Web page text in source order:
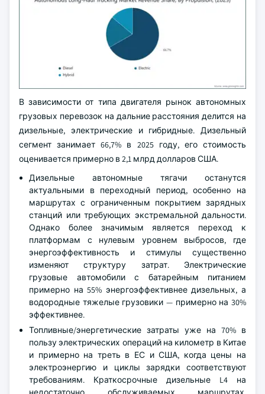
В зависимости от типа двигателя рынок автономных
грузовых перевозок на дальние расстояния делится на
дизельные, электрические и гибридные. Дизельный
сегмент занимает 66,7% в 2025 году, его стоимость
оценивается примерно в 2,1 млрд долларов США.
Дизельные автономные тягачи останутся
актуальными в переходный период, особенно на
маршрутах с ограниченным покрытием зарядных
станций или требующих экстремальной дальности.
Однако более значимым является переход к
платформам с нулевым уровнем выбросов, где
энергоэффективность и стимулы существенно
изменяют структуру затрат. Электрические
грузовые автомобили с батарейным питанием
примерно на 55% энергоэффективнее дизельных, а
водородные тяжелые грузовики — примерно на 30%
эффективнее.
Топливные/энергетические затраты уже на 70% в
пользу электрических операций на километр в Китае
и примерно на треть в ЕС и США, когда цены на
электроэнергию и циклы зарядки соответствуют
требованиям. Краткосрочные дизельные L4 на